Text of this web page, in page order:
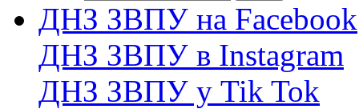
ДНЗ ЗВПУ на Facebook
ДНЗ ЗВПУ в Instagram
ДНЗ ЗВПУ у Tik Tok